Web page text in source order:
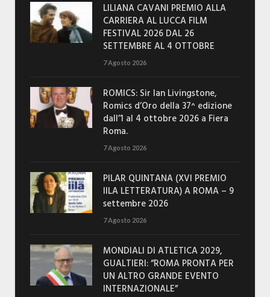
LILIANA CAVANI PREMIO ALLA
CARRIERA AL LUCCA FILM
FESTIVAL 2026 DAL 26
SETTEMBRE AL 4 OTTOBRE
7 Agosto 2026
ROMICS: Sir Ian Livingstone,
Romics d’Oro della 37^ edizione
dall’1 al 4 ottobre 2026 a Fiera
Roma.
7 Agosto 2026
PILAR QUINTANA (XVI PREMIO
IILA LETTERATURA) A ROMA – 9
settembre 2026
7 Agosto 2026
MONDIALI DI ATLETICA 2029,
GUALTIERI: “ROMA PRONTA PER
UN ALTRO GRANDE EVENTO
INTERNAZIONALE”